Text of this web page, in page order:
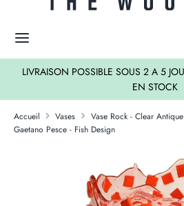
la
LIVRAISON POSSIBLE SOUS 2 A 5
EN STOCK
Accueil Vases
Vase Rock - Clear
Gaetano Pesce - Fish Design